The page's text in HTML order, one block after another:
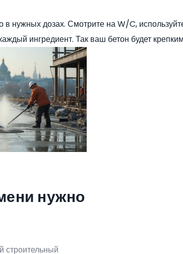
в нужных дозах. Смотрите на W/C,
ингредиент. Так ваш бетон будет
нужно
строительный